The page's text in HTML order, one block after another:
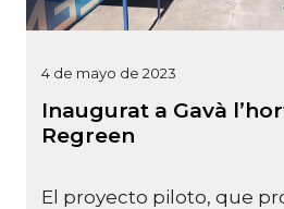
4 de mayo de 2023
Inaugurat a Gavà
Regreen
El proyecto piloto, que